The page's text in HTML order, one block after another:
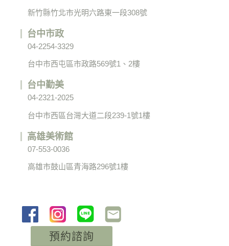
新竹縣竹北市光明六路東一段308號
台中市政
04-2254-3329
台中市西屯區市政路569號1、2樓
台中勤美
04-2321-2025
台中市西區台灣大道二段239-1號1樓
高雄美術館
07-553-0036
高雄市鼓山區青海路296號1樓
預約諮詢